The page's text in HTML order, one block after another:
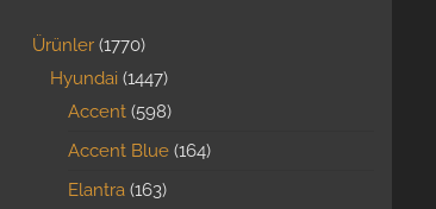
Ürünler 1770
Hyundai 1447
Accent 598
Accent Blue 164
Elantra 163